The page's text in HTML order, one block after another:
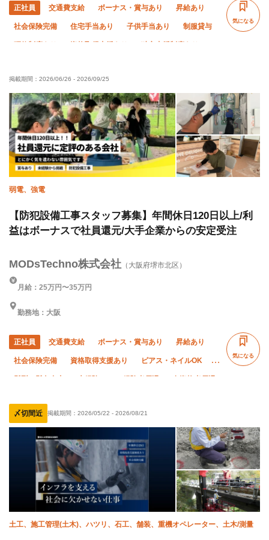
正社員 交通費支給 ボーナス・賞与あり 昇給あり
社会保険完備 住宅手当あり 子供手当あり 制服貸与
研修制度あり 資格取得支援あり 独立支援制度あり
50代以上活躍中 60代以上活躍中
直帰・直行OK 夏季休暇 年末年始休暇 転勤なし
車・バイク通勤OK
気になる
掲載期間： 2026/06/26 - 2026/09/25
弱電、強電
【防犯設備工事スタッフ募集】年間休日120日以上/利
益はボーナスで社員還元/大手企業からの安定受注
MODsTechno株式会社 （大阪府堺市北区）
月給：25万円〜35万円
勤務地：大阪
正社員 交通費支給 ボーナス・賞与あり 昇給あり
社会保険完備 資格取得支援あり ピアス・ネイルOK
土日休み 車・バイク通勤OK 転勤なし
気になる
〆切間近 掲載期間： 2026/05/22 - 2026/08/21
土工、施工管理(土木)、ハツリ、石工、舗装、重機オペレーター、土木/測量